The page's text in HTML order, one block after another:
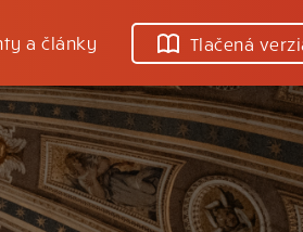
a články Tlačená